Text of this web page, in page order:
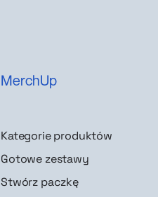
MerchUp
Kategorie produktów
Gotowe zestawy
Stwórz paczkę